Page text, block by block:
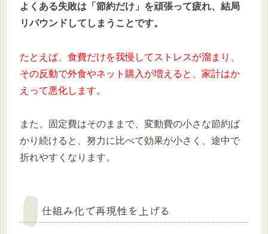
よくある失敗は「節約だけ」を頑張って疲れ、結局
リバウンドしてしまうことです。
たとえば、食費だけを我慢してストレスが溜まり、
その反動で外食やネット購入が増えると、家計はか
えって悪化します。
また、固定費はそのままで、変動費の小さな節約ば
かり続けると、努力に比べて効果が小さく、途中で
折れやすくなります。
仕組み化で再現性を上げる